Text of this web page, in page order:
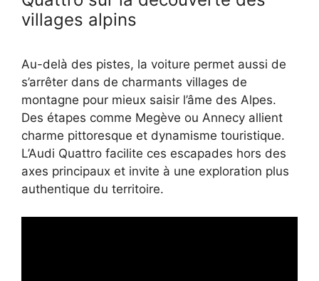
villages alpins
Au-delà des pistes, la voiture permet aussi de
s’arrêter dans de charmants villages de
montagne pour mieux saisir l’âme des Alpes.
Des étapes comme Megève ou Annecy allient
charme pittoresque et dynamisme touristique.
L’Audi Quattro facilite ces escapades hors des
axes principaux et invite à une exploration plus
authentique du territoire.